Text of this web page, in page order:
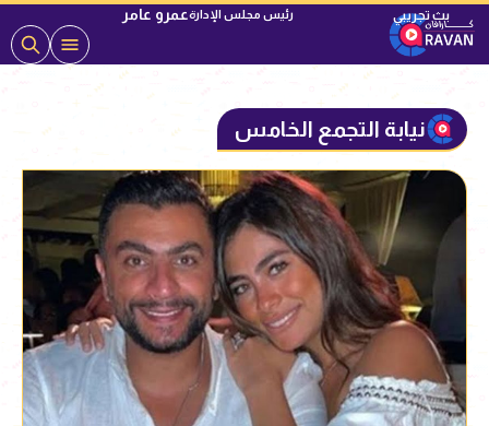
رئيس مجلس الإدارةعمرو عامر
نيابة التجمع الخامس